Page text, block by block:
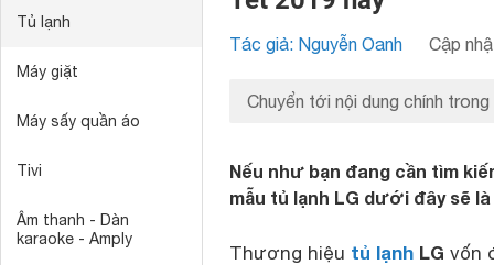
Tủ lạnh
Máy giặt
Máy sấy quần áo
Tivi
Âm thanh - Dàn
karaoke - Amply
Tác giả: Nguyễn Oanh Cập
Chuyển tới nội dung chính trong
Nếu như bạn đang cần tìm
mẫu tủ lạnh LG dưới đây sẽ
Thương hiệu tủ lạnh LG vốn